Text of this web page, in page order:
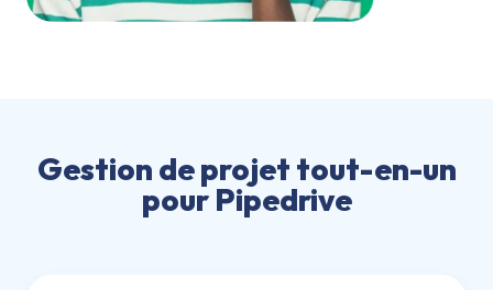
Gestion de projet tout-en-un
pour Pipedrive